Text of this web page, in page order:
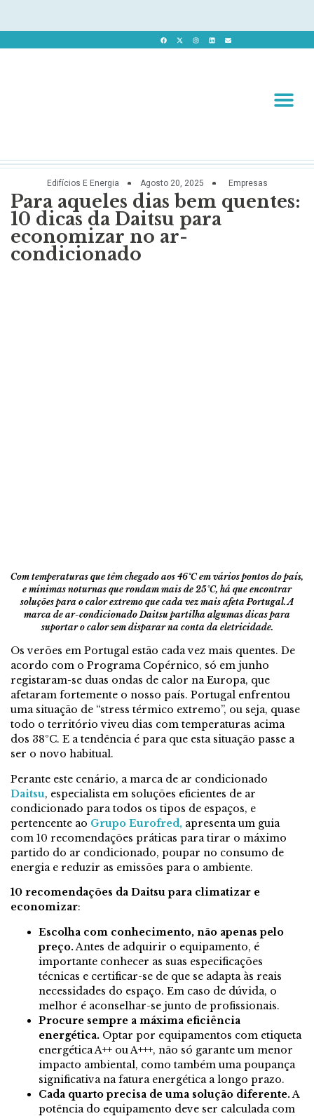
Edifícios E Energia Agosto 20, 2025 Empresas
Para aqueles dias bem quentes:
10 dicas da Daitsu para
economizar no ar-
condicionado
Com temperaturas que têm chegado aos 46°C em vários pontos do país,
e mínimas noturnas que rondam mais de 25°C, há que encontrar
soluções para o calor extremo que cada vez mais afeta Portugal. A
marca de ar-condicionado Daitsu partilha algumas dicas para
suportar o calor sem disparar na conta da eletricidade.
Os verões em Portugal estão cada vez mais quentes. De
acordo com o Programa Copérnico, só em junho
registaram-se duas ondas de calor na Europa, que
afetaram fortemente o nosso país. Portugal enfrentou
uma situação de “stress térmico extremo”, ou seja, quase
todo o território viveu dias com temperaturas acima
dos 38ºC. E a tendência é para que esta situação passe a
ser o novo habitual.
Perante este cenário, a marca de ar condicionado
Daitsu, especialista em soluções eficientes de ar
condicionado para todos os tipos de espaços, e
pertencente ao Grupo Eurofred, apresenta um guia
com 10 recomendações práticas para tirar o máximo
partido do ar condicionado, poupar no consumo de
energia e reduzir as emissões para o ambiente.
10 recomendações da Daitsu para climatizar e
economizar:
Escolha com conhecimento, não apenas pelo
preço.Antes de adquirir o equipamento, é
importante conhecer as suas especificações
técnicas e certificar-se de que se adapta às reais
necessidades do espaço. Em caso de dúvida, o
melhor é aconselhar-se junto de profissionais.
Procure sempre a máxima eficiência
energética. Optar por equipamentos com etiqueta
energética A++ ou A+++, não só garante um menor
impacto ambiental, como também uma poupança
significativa na fatura energética a longo prazo.
Cada quarto precisa de uma solução diferente.A
potência do equipamento deve ser calculada com